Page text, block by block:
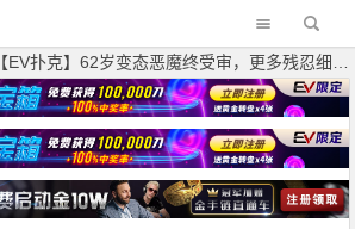
【EV扑克】62岁变态恶魔终受审，更多残忍细节披露，痴迷暴力性行为